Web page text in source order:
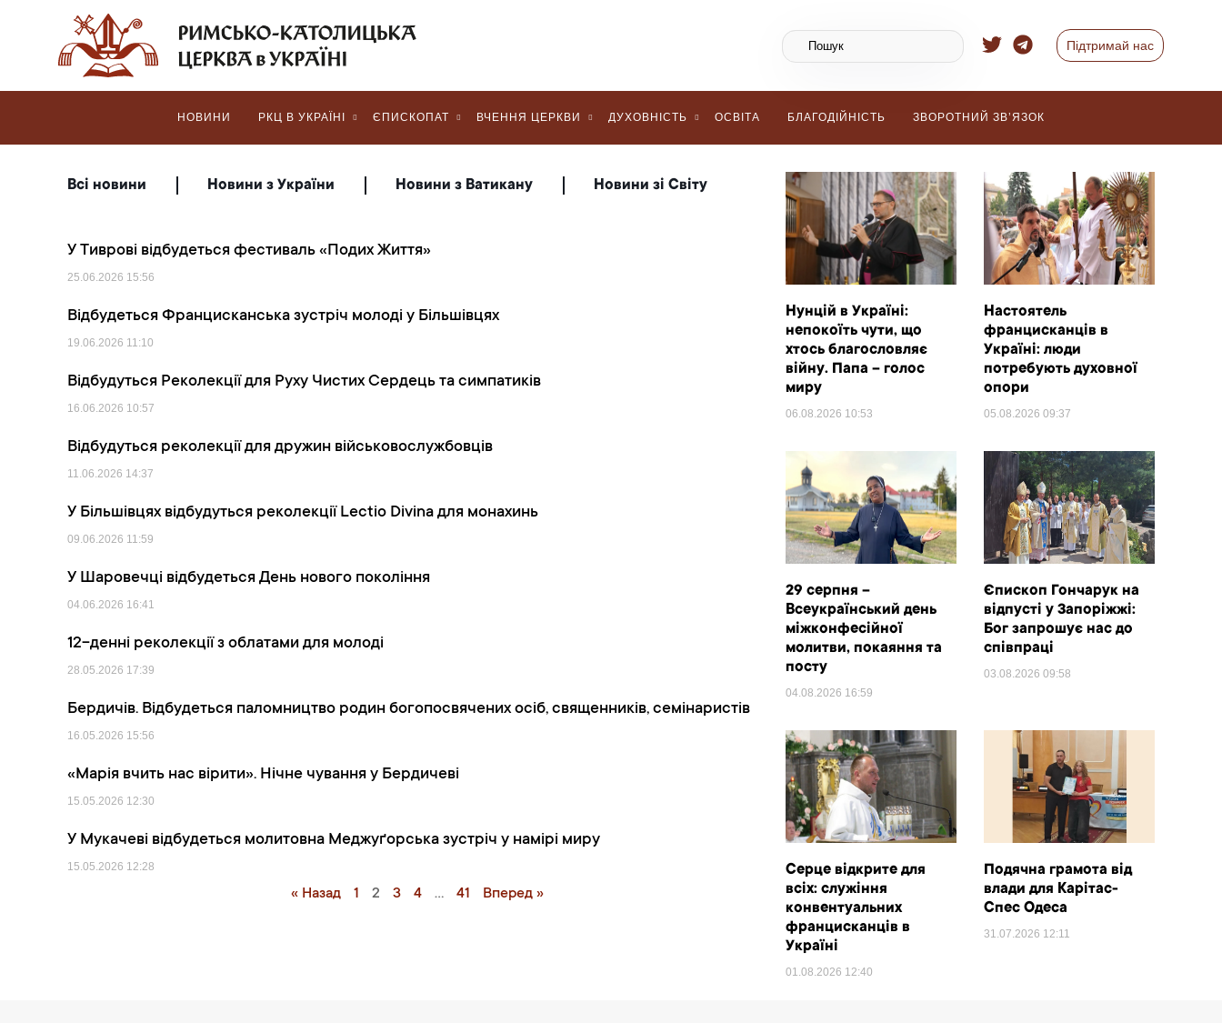
Підтримай нас
НОВИНИ РКЦ В УКРАЇНІ ЄПИСКОПАТ ВЧЕННЯ ЦЕРКВИ ДУХОВНІСТЬ ОСВІТА БЛАГОДІЙНІСТЬ ЗВОРОТНИЙ ЗВ’ЯЗОК
Всі новини Новини з України Новини з Ватикану Новини зі Світу
У Тиврові відбудеться фестиваль «Подих Життя»
25.06.2026 15:56
Відбудеться Францисканська зустріч молоді у Більшівцях
19.06.2026 11:10
Відбудуться Реколекції для Руху Чистих Сердець та симпатиків
16.06.2026 10:57
Відбудуться реколекції для дружин військовослужбовців
11.06.2026 14:37
У Більшівцях відбудуться реколекції Lectio Divina для монахинь
09.06.2026 11:59
У Шаровечці відбудеться День нового покоління
04.06.2026 16:41
12-денні реколекції з облатами для молоді
28.05.2026 17:39
Бердичів. Відбудеться паломництво родин богопосвячених осіб, священників, семінаристів
16.05.2026 15:56
«Марія вчить нас вірити». Нічне чування у Бердичеві
15.05.2026 12:30
У Мукачеві відбудеться молитовна Меджуґорська зустріч у намірі миру
15.05.2026 12:28
« Назад 1 2 3 4 … 41 Вперед »
Нунцій в Україні:
непокоїть чути, що
хтось благословляє
війну. Папа – голос
миру
06.08.2026 10:53
Настоятель
францисканців в
Україні: люди
потребують духовної
опори
05.08.202609:37
29 серпня –
Всеукраїнський день
міжконфесійної
молитви, покаяння та
посту
04.08.2026 16:59
Єпископ Гончарук на
відпусті у Запоріжжі:
Бог запрошує нас до
співпраці
03.08.202609:58
Серце відкрите для
всіх: служіння
конвентуальних
францисканців в
Україні
01.08.2026 12:40
Подячна грамота від
влади для Карітас-
Спес Одеса
31.07.2026 12:11